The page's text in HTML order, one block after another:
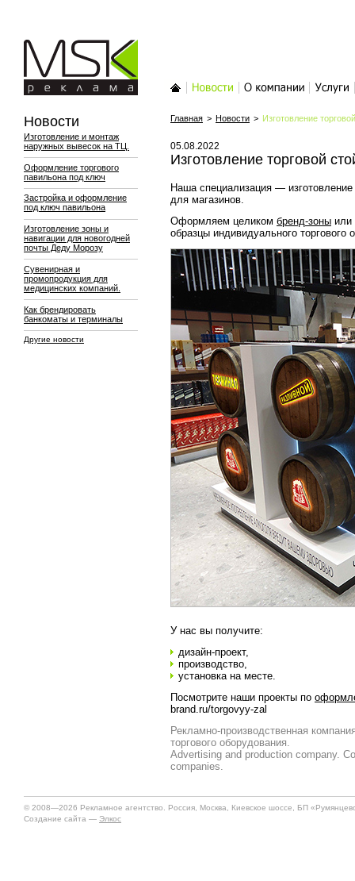
MSK-реклама
Главная > Новости > Изготовление
05.08.2022
Изготовление торговой
Наша специализация —
для магазинов.
Оформляем целиком бренд-зоны или
образцы индивидуального торгового
У нас вы получите:
дизайн-проект,
производство,
установка на месте.
Посмотрите наши проекты по
brand.ru/torgovyy-zal
Рекламно-производственная
торгового оборудования.
Advertising and production company.
companies.
Новости
Изготовление и монтаж
наружных вывесок на ТЦ.
Оформление торгового
павильона под ключ
Застройка и оформление
под ключ павильона
Изготовление зоны и
навигации для новогодней
почты Деду Морозу
Сувенирная и
промопродукция для
медицинских компаний.
Как брендировать
банкоматы и терминалы
Другие новости
© 2008—2026 Рекламное агентство. Россия, Москва, Киевское шоссе, БП
Создание сайта — Элкос